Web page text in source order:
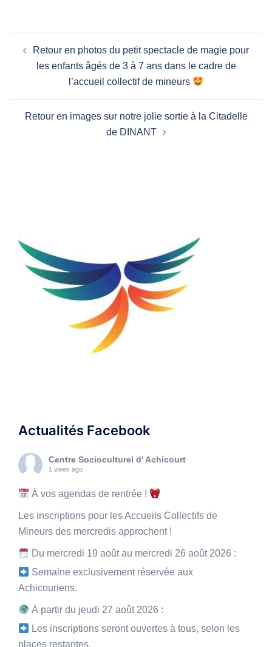
d’article
Retour en photos du petit spectacle de magie pour
les enfants âgés de 3 à 7 ans dans le cadre de
l’accueil collectif de mineurs
Retour en images sur notre jolie sortie à la Citadelle
de DINANT
Actualités Facebook
Centre Socioculturel d' Achicourt
1 week ago
À vos agendas de rentrée !
Les inscriptions pour les Accueils Collectifs de
Mineurs des mercredis approchent !
Du mercredi 19 août au mercredi 26 août 2026 :
Semaine exclusivement réservée aux
Achicouriens.
À partir du jeudi 27 août 2026 :
Les inscriptions seront ouvertes à tous, selon les
places restantes.